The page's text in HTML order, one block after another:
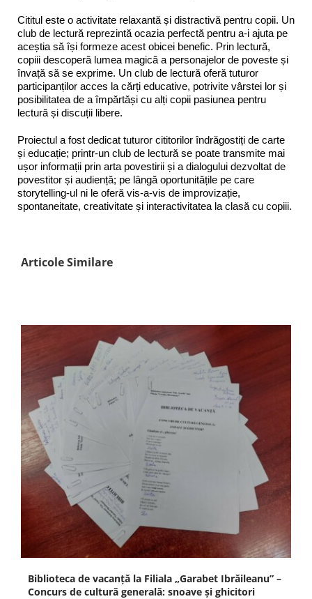
Cititul este o activitate relaxantă și distractivă pentru copii. Un
club de lectură reprezintă ocazia perfectă pentru a-i ajuta pe
aceștia să își formeze acest obicei benefic. Prin lectură,
copiii descoperă lumea magică a personajelor de poveste și
învață să se exprime. Un club de lectură oferă tuturor
participanților acces la cărți educative, potrivite vârstei lor și
posibilitatea de a împărtăși cu alți copii pasiunea pentru
lectură și discuții libere.
Proiectul a fost dedicat tuturor cititorilor îndrăgostiți de carte
și educație; printr-un club de lectură se poate transmite mai
ușor informații prin arta povestirii și a dialogului dezvoltat de
povestitor și audiență; pe lângă oportunitățile pe care
storytelling-ul ni le oferă vis-a-vis de improvizație,
spontaneitate, creativitate și interactivitatea la clasă cu copiii.
Articole Similare
Biblioteca de vacanță la Filiala „Garabet Ibrăileanu” –
Concurs de cultură generală: snoave și ghicitori